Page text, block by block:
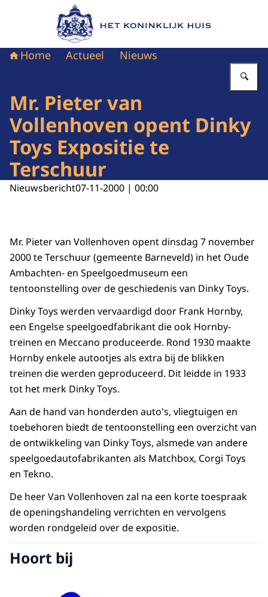
Naar de homepage van Het Koninklijk Huis
Home Actueel Nieuws
Mr. Pieter van
Vollenhoven opent Dinky
Toys Expositie te
Terschuur
Nieuwsbericht07-11-2000 | 00:00
Mr. Pieter van Vollenhoven opent dinsdag 7 november
2000 te Terschuur (gemeente Barneveld) in het Oude
Ambachten- en Speelgoedmuseum een
tentoonstelling over de geschiedenis van Dinky Toys.
Dinky Toys werden vervaardigd door Frank Hornby,
een Engelse speelgoedfabrikant die ook Hornby-
treinen en Meccano produceerde. Rond 1930 maakte
Hornby enkele autootjes als extra bij de blikken
treinen die werden geproduceerd. Dit leidde in 1933
tot het merk Dinky Toys.
Aan de hand van honderden auto's, vliegtuigen en
toebehoren biedt de tentoonstelling een overzicht van
de ontwikkeling van Dinky Toys, alsmede van andere
speelgoedautofabrikanten als Matchbox, Corgi Toys
en Tekno.
De heer Van Vollenhoven zal na een korte toespraak
de openingshandeling verrichten en vervolgens
worden rondgeleid over de expositie.
Hoort bij